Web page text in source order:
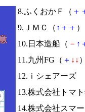
8.ふくおかＦ（ ＋
9.ＪＭＣ（ ↑ ＋ ＋
10.日本造船（ － ↑
11.九州FG（ ＋ ↓ ↓
12.ｉシェアーズ
13.株式会社トマ
14.株式会社スマ